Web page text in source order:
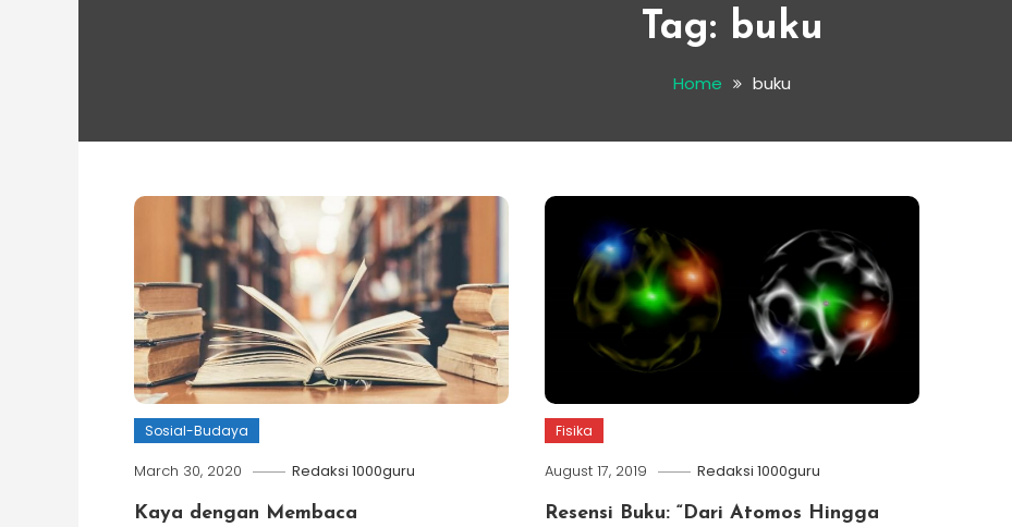
Tag: buku
Home buku
Sosial-Budaya
March 30, 2020 Redaksi 1000guru
Kaya dengan Membaca
Fisika
August 17, 2019 Redaksi 1000guru
Resensi Buku: “Dari Atomos Hingga